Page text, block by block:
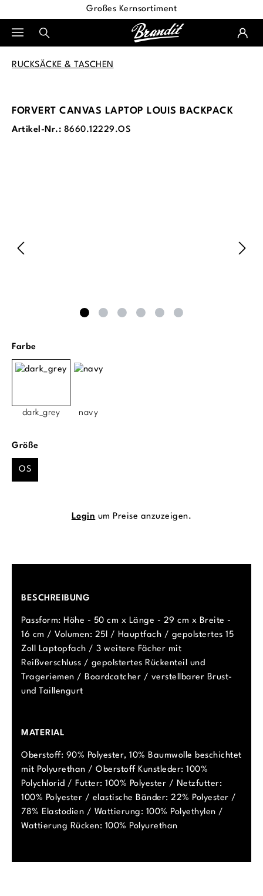
Großes Kernsortiment
RUCKSÄCKE & TASCHEN
FORVERT CANVAS LAPTOP LOUIS BACKPACK
Artikel-Nr.: 8660.12229.OS
Farbeauswählen
dark_grey navy
Größeauswählen
OS
Login um Preise anzuzeigen.
BESCHREIBUNG
Passform: Höhe - 50 cm x Länge - 29 cm x Breite -
16 cm / Volumen: 25l / Hauptfach / gepolstertes 15
Zoll Laptopfach / 3 weitere Fächer mit
Reißverschluss / gepolstertes Rückenteil und
Trageriemen / Boardcatcher / verstellbarer Brust-
und Taillengurt
MATERIAL
Oberstoff: 90% Polyester, 10% Baumwolle beschichtet
mit Polyurethan / Oberstoff Kunstleder: 100%
Polychlorid / Futter: 100% Polyester / Netzfutter:
100% Polyester / elastische Bänder: 22% Polyester /
78% Elastodien / Wattierung: 100% Polyethylen /
Wattierung Rücken: 100% Polyurethan